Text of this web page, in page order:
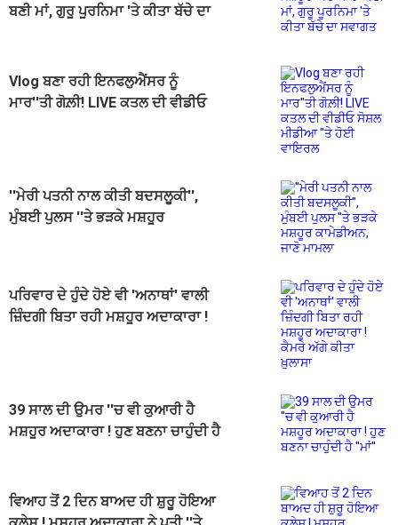
ਬਣੀ ਮਾਂ, ਗੁਰੂ ਪੂਰਨਿਮਾ 'ਤੇ ਕੀਤਾ ਬੱਚੇ ਦਾ
Vlog ਬਣਾ ਰਹੀ ਇਨਫਲੁਐਂਸਰ ਨੂੰ
ਮਾਰ''ਤੀ ਗੋਲ਼ੀ! LIVE ਕਤਲ ਦੀ ਵੀਡੀਓ
''ਮੇਰੀ ਪਤਨੀ ਨਾਲ ਕੀਤੀ ਬਦਸਲੂਕੀ'',
ਮੁੰਬਈ ਪੁਲਸ ''ਤੇ ਭੜਕੇ ਮਸ਼ਹੂਰ
ਪਰਿਵਾਰ ਦੇ ਹੁੰਦੇ ਹੋਏ ਵੀ 'ਅਨਾਥਾਂ' ਵਾਲੀ
ਜ਼ਿੰਦਗੀ ਬਿਤਾ ਰਹੀ ਮਸ਼ਹੂਰ ਅਦਾਕਾਰਾ !
39 ਸਾਲ ਦੀ ਉਮਰ ''ਚ ਵੀ ਕੁਆਰੀ ਹੈ
ਮਸ਼ਹੂਰ ਅਦਾਕਾਰਾ ! ਹੁਣ ਬਣਨਾ ਚਾਹੁੰਦੀ ਹੈ
ਵਿਆਹ ਤੋਂ 2 ਦਿਨ ਬਾਅਦ ਹੀ ਸ਼ੁਰੂ ਹੋਇਆ